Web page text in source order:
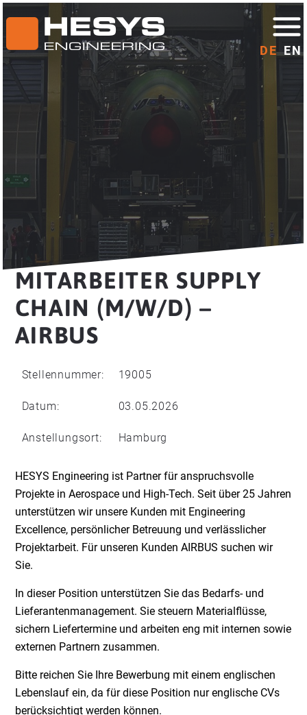
DE EN
MITARBEITER SUPPLY
CHAIN (M/W/D) –
AIRBUS
Stellennummer: 19005
Datum: 03.05.2026
Anstellungsort: Hamburg
HESYS Engineering ist Partner für anspruchsvolle
Projekte in Aerospace und High-Tech. Seit über 25 Jahren
unterstützen wir unsere Kunden mit Engineering
Excellence, persönlicher Betreuung und verlässlicher
Projektarbeit. Für unseren Kunden AIRBUS suchen wir
Sie.
In dieser Position unterstützen Sie das Bedarfs- und
Lieferantenmanagement. Sie steuern Materialflüsse,
sichern Liefertermine und arbeiten eng mit internen sowie
externen Partnern zusammen.
Bitte reichen Sie Ihre Bewerbung mit einem englischen
Lebenslauf ein, da für diese Position nur englische CVs
berücksichtigt werden können.